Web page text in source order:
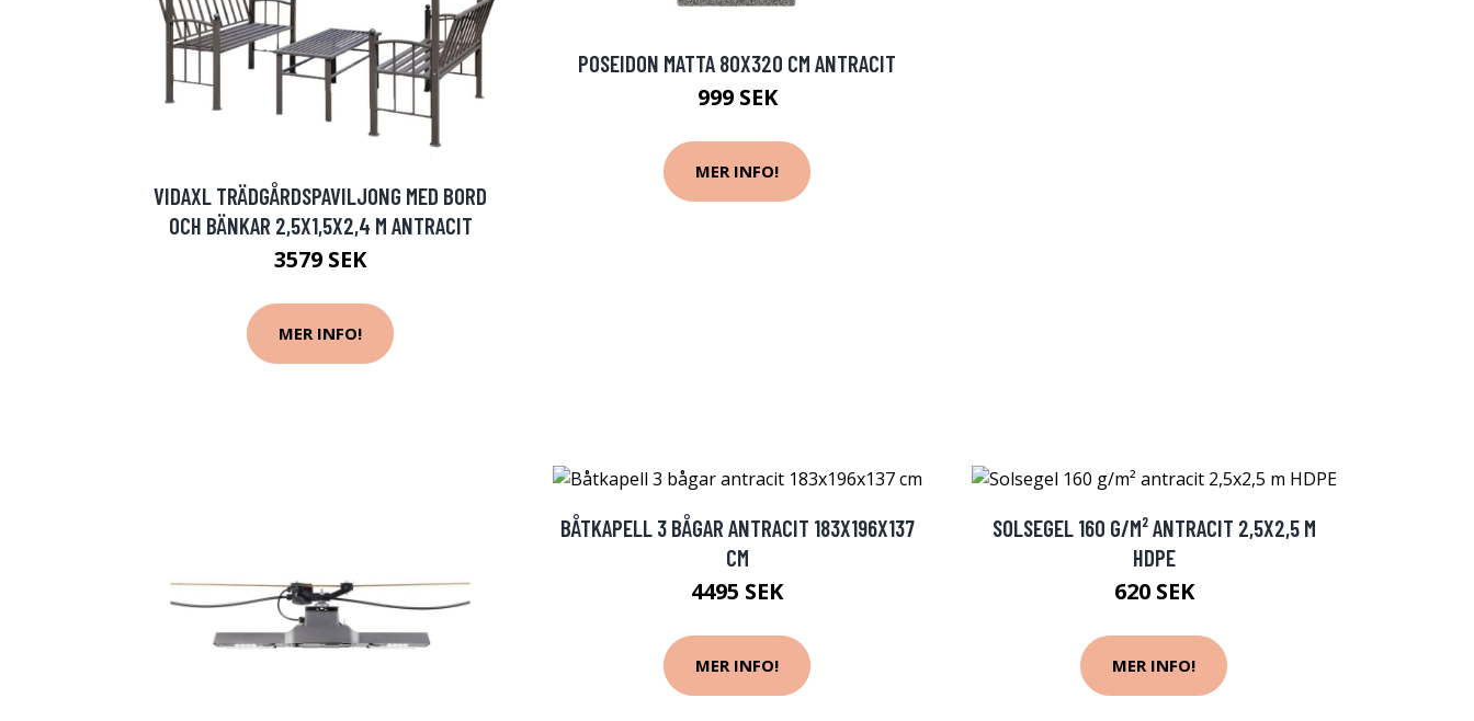
VIDAXL TRÄDGÅRDSPAVILJONG MED BORD
OCH BÄNKAR 2,5X1,5X2,4 M ANTRACIT
3579 SEK
MER INFO!
POSEIDON MATTA 80X320 CM ANTRACIT
999 SEK
MER INFO!
BÅTKAPELL 3 BÅGAR ANTRACIT 183X196X137
CM
4495 SEK
MER INFO!
SOLSEGEL 160 G/M² ANTRACIT 2,5X2,5 M
HDPE
620 SEK
MER INFO!